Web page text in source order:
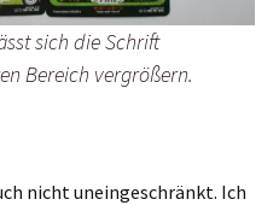
sich die Schrift
Bereich vergrößern.
nicht uneingeschränkt. Ich